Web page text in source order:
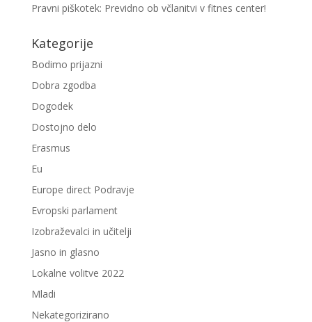
Pravni piškotek: Previdno ob včlanitvi v fitnes center!
Kategorije
Bodimo prijazni
Dobra zgodba
Dogodek
Dostojno delo
Erasmus
Eu
Europe direct Podravje
Evropski parlament
Izobraževalci in učitelji
Jasno in glasno
Lokalne volitve 2022
Mladi
Nekategorizirano